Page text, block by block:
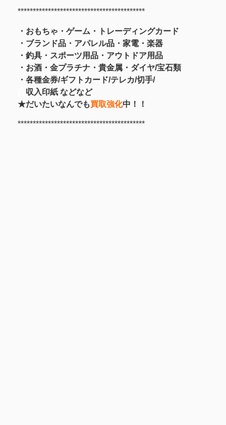
******************************************
・おもちゃ・ゲーム・トレーディングカード
・ブランド品・アパレル品・家電・楽器
・釣具・スポーツ用品・アウトドア用品
・お酒・金プラチナ・貴金属・ ダイヤ/宝石類
・各種金券/ギフトカード/テレカ/切手/
収入印紙 などなど
★だいたいなんでも買取強化中！！
******************************************